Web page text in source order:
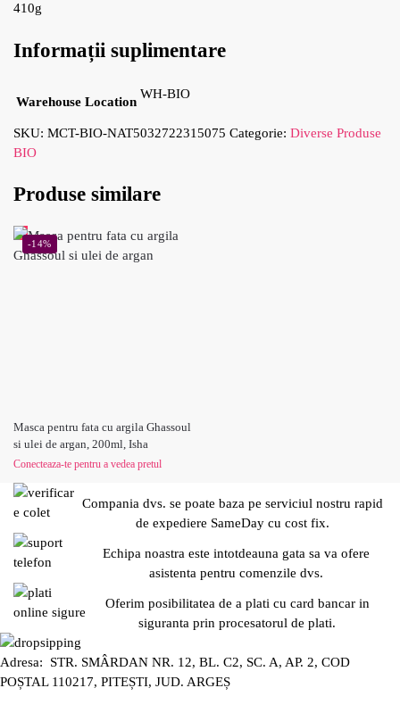
410g
Informații suplimentare
Warehouse Location
WH-BIO
SKU: MCT-BIO-NAT5032722315075 Categorie: Diverse Produse
BIO
Produse similare
-14%
Masca pentru fata cu argila Ghassoul
si ulei de argan, 200ml, Isha
Conecteaza-te pentru a vedea pretul
Compania dvs. se poate baza pe serviciul nostru rapid
de expediere SameDay cu cost fix.
Echipa noastra este intotdeauna gata sa va ofere
asistenta pentru comenzile dvs.
Oferim posibilitatea de a plati cu card bancar in
siguranta prin procesatorul de plati.
Adresa: STR. SMÂRDAN NR. 12, BL. C2, SC. A, AP. 2, COD
POȘTAL 110217, PITEȘTI, JUD. ARGEȘ